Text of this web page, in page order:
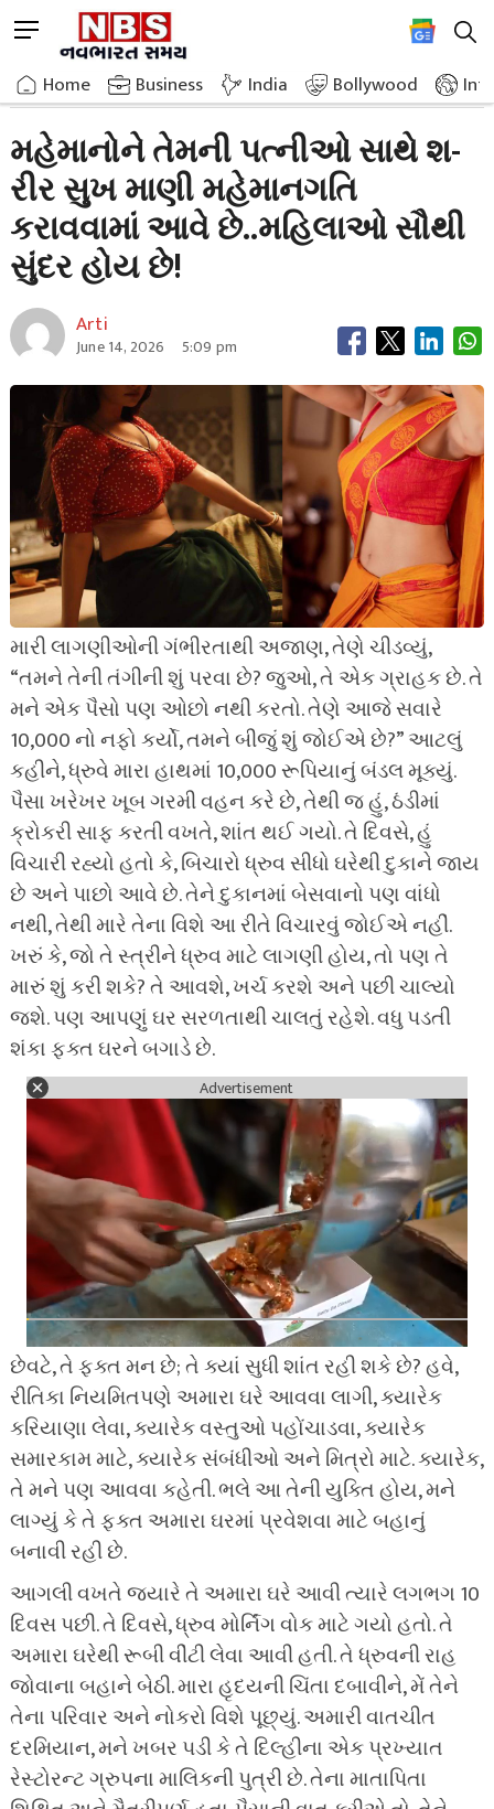
to
content
M
n
u
u
t
t
o
Home Business India Bollywood
Home»Relationship»Know How To Entertain The Guests And Enjoy 2
મહેમાનોને તેમની પત્નીઓ સાથે શ-
રીર સુખ માણી મહેમાનગતિ
કરાવવામાં આવે છે..મહિલાઓ સૌથી
સુંદર હોય છે!
Arti
June 14, 2026 5:09 pm
મારી લાગણીઓની ગંભીરતાથી અજાણ, તેણે ચીડવ્યું,
“તમને તેની તંગીની શું પરવા છે? જુઓ, તે એક ગ્રાહક છે. તે
મને એક પૈસો પણ ઓછો નથી કરતો. તેણે આજે સવારે
10,000 નો નફો કર્યો, તમને બીજું શું જોઈએ છે?” આટલું
કહીને, ધ્રુવે મારા હાથમાં 10,000 રૂપિયાનું બંડલ મૂક્યું.
પૈસા ખરેખર ખૂબ ગરમી વહન કરે છે, તેથી જ હું, ઠંડીમાં
ક્રોકરી સાફ કરતી વખતે, શાંત થઈ ગયો. તે દિવસે, હું
વિચારી રહ્યો હતો કે, બિચારો ધ્રુવ સીધો ઘરેથી દુકાને જાય
છે અને પાછો આવે છે. તેને દુકાનમાં બેસવાનો પણ વાંધો
નથી, તેથી મારે તેના વિશે આ રીતે વિચારવું જોઈએ નહીં.
ખરું કે, જો તે સ્ત્રીને ધ્રુવ માટે લાગણી હોય, તો પણ તે
મારું શું કરી શકે? તે આવશે, ખર્ચ કરશે અને પછી ચાલ્યો
જશે. પણ આપણું ઘર સરળતાથી ચાલતું રહેશે. વધુ પડતી
શંકા ફક્ત ઘરને બગાડે છે.
Advertisement
છેવટે, તે ફક્ત મન છે; તે ક્યાં સુધી શાંત રહી શકે છે? હવે,
રીતિકા નિયમિતપણે અમારા ઘરે આવવા લાગી, ક્યારેક
કરિયાણા લેવા, ક્યારેક વસ્તુઓ પહોંચાડવા, ક્યારેક
સમારકામ માટે, ક્યારેક સંબંધીઓ અને મિત્રો માટે. ક્યારેક,
તે મને પણ આવવા કહેતી. ભલે આ તેની યુક્તિ હોય, મને
લાગ્યું કે તે ફક્ત અમારા ઘરમાં પ્રવેશવા માટે બહાનું
બનાવી રહી છે.
આગલી વખતે જ્યારે તે અમારા ઘરે આવી ત્યારે લગભગ 10
દિવસ પછી. તે દિવસે, ધ્રુવ મોર્નિંગ વોક માટે ગયો હતો. તે
અમારા ઘરેથી રૂબી વીંટી લેવા આવી હતી. તે ધ્રુવની રાહ
જોવાના બહાને બેઠી. મારા હૃદયની ચિંતા દબાવીને, મેં તેને
તેના પરિવાર અને નોકરો વિશે પૂછ્યું. અમારી વાતચીત
દરમિયાન, મને ખબર પડી કે તે દિલ્હીના એક પ્રખ્યાત
રેસ્ટોરન્ટ ગ્રુપના માલિકની પુત્રી છે. તેના માતાપિતા